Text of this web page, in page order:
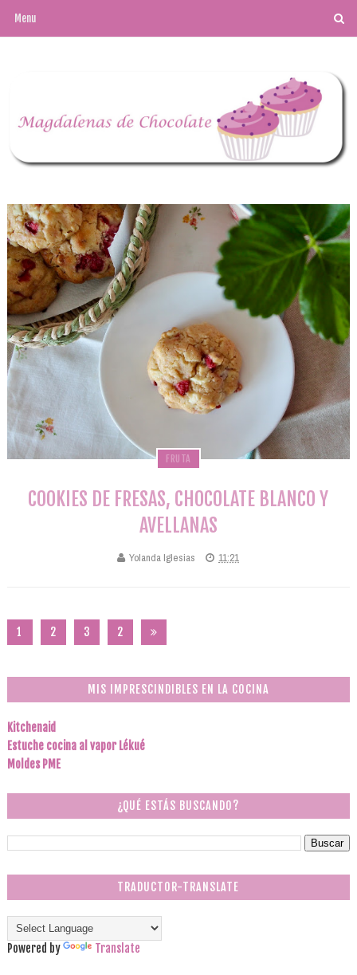
FRUTA
COOKIES DE FRESAS, CHOCOLATE BLANCO Y
AVELLANAS
Yolanda Iglesias 11:21
1 2 3
2
2
MIS IMPRESCINDIBLES EN LA COCINA
Kitchenaid
Estuche cocina al vapor Lékué
Moldes PME
¿QUÉ ESTÁS BUSCANDO?
TRADUCTOR-TRANSLATE
Powered by Translate